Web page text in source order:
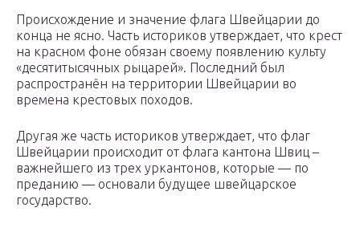
Происхождение и значение флага Швейцарии до
конца не ясно. Часть историков утверждает, что крест
на красном фоне обязан своему появлению культу
«десятитысячных рыцарей». Последний был
распространён на территории Швейцарии во
времена крестовых походов.
Другая же часть историков утверждает, что флаг
Швейцарии происходит от флага кантона Швиц –
важнейшего из трех уркантонов, которые — по
преданию — основали будущее швейцарское
государство.